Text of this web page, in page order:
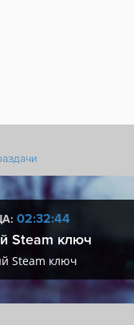
02:32:43
Steam ключ
Steam ключ